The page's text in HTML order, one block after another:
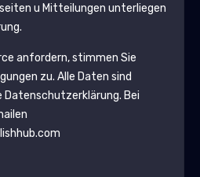
u Mitteilungen unterliegen
anfordern, stimmen Sie
zu. Alle Daten sind
Datenschutzerklärung. Bei